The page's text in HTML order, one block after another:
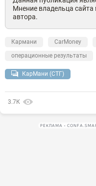
Мнение владельца
автора.
Кармани CarMoney
операционные результаты
КарМани (СТГ)
3.7К
РЕКЛАМА •